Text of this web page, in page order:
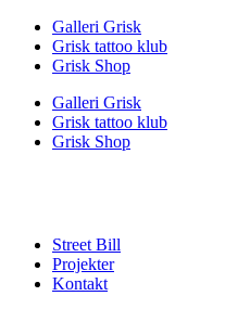
Videre
indhold
Galleri Grisk
Grisk tattoo klub
Grisk Shop
Galleri Grisk
Grisk tattoo klub
Grisk Shop
Street Bill
Projekter
Kontakt